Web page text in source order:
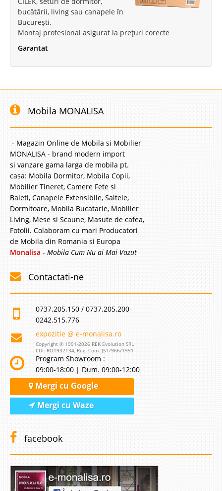
bucătării, living sau canapele în
București.
Montaj profesional asigurat la prețuri corecte
Garantat
Mobila MONALISA
- Magazin Online de Mobila si Mobilier
MONALISA - brand modern import
si vanzare gama larga de mobila pt.
casa: Mobila Dormitor, Mobila Copii,
Mobilier Tineret, Camere Fete si
Baieti, Canapele Extensibile, Saltele,
Dormitoare, Mobila Bucatarie, Mobilier
Living, Mese si Scaune, Masute de cafea,
Fotolii. Colaboram cu mari Producatori
de Mobila din Romania si Europa
Monalisa - Mobila Cum Nu ai Mai Vazut
Contactati-ne
0737.205.150 / 0737.205.200
0242.515.776
expozitie @ e-monalisa.ro
Copyright © 1991-2026 REK Evolution SRL
CUI: RO1932134, Reg. Com. J51/966/1991
Program Showroom :
09:00-18:00 | Dum. 09:00-12:00
Mergi cu Google
Mergi cu Waze
facebook